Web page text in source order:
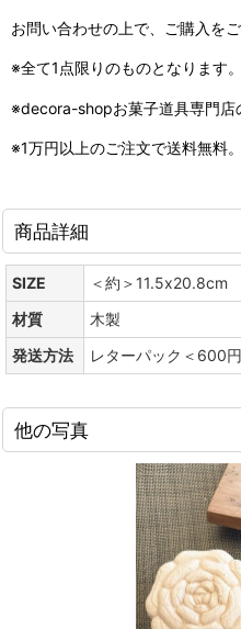
お問い合わせの上で、ご購入をご
※全て1点限りのものとなります。
※decora-shopお菓子道具専門店
※1万円以上のご注文で送料無料。
商品詳細
SIZE
＜約＞
材質
木製
発送方法
レターパック＜600
他の写真